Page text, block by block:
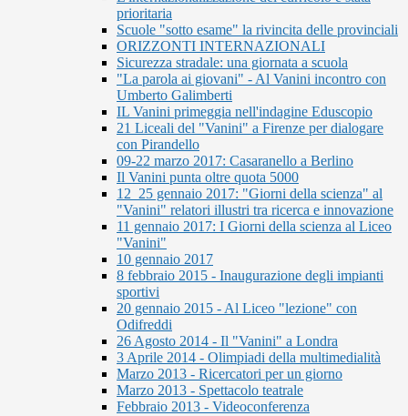
prioritaria
Scuole "sotto esame" la rivincita delle provinciali
ORIZZONTI INTERNAZIONALI
Sicurezza stradale: una giornata a scuola
"La parola ai giovani" - Al Vanini incontro con
Umberto Galimberti
IL Vanini primeggia nell'indagine Eduscopio
21 Liceali del "Vanini" a Firenze per dialogare
con Pirandello
09-22 marzo 2017: Casaranello a Berlino
Il Vanini punta oltre quota 5000
12_25 gennaio 2017: "Giorni della scienza" al
"Vanini" relatori illustri tra ricerca e innovazione
11 gennaio 2017: I Giorni della scienza al Liceo
"Vanini"
10 gennaio 2017
8 febbraio 2015 - Inaugurazione degli impianti
sportivi
20 gennaio 2015 - Al Liceo "lezione" con
Odifreddi
26 Agosto 2014 - Il "Vanini" a Londra
3 Aprile 2014 - Olimpiadi della multimedialità
Marzo 2013 - Ricercatori per un giorno
Marzo 2013 - Spettacolo teatrale
Febbraio 2013 - Videoconferenza